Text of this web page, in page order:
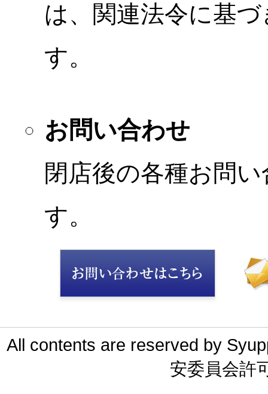
は、関連法令に基
す。
お問い合わせ
閉店後の各種お問
す。
All contents are reserved by
安委員会許